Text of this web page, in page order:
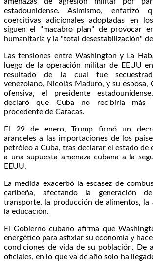
estadounidense. Asimismo, enfatizó
coercitivas adicionales adoptadas en
siguen el "macabro plan" de provocar
humanitaria y la "total desestabilización"
Las tensiones entre Washington y La
luego de la operación militar de EEUU
resultado de la cual fue
venezolano, Nicolás Maduro, y su esposa,
ofensiva, el presidente
declaró que Cuba no recibiría más
procedente de Caracas.
El 29 de enero, Trump firmó un
aranceles a las importaciones de los
petróleo a Cuba, tras declarar el estado de
a una supuesta amenaza cubana a la
EEUU.
La medida exacerbó la escasez de
caribeña, afectando la generación
transporte, la producción de alimentos, la
la educación.
El Gobierno cubano afirma que
energético para asfixiar su economía y
condiciones de vida de su población. De
oficiales, en lo que va de año solo ha